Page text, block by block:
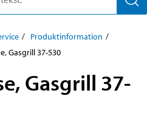
Produktinformation
Gasgrill 37-530
Gasgrill 37-